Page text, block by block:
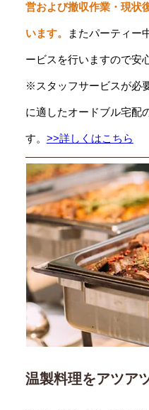
営および撤収作業・現状
います。 またパーティー
ービスを行いますので安
※スタッフサービスが必
に適したオードブル宅配
す。 >>詳しくはこちら
温製料理をアツア